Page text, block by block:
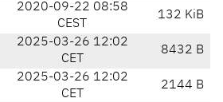
2020-09-22 08:58
CEST
132 KiB
2025-03-26 12:02
CET
8432 B
2025-03-26 12:02
CET
2144 B